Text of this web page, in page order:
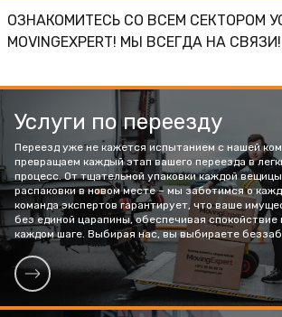
ОЗНАКОМИТЕСЬ СО ВСЕМ СЕКТОРОМ
MOVINGEXPERT! МЫ ВСЕГДА НА СВЯЗИ!
Услуги по переезду
Переезд уже не кажется испытанием с нашей
превращаем каждый этап вашего переезда в
процесс. От тщательной упаковки каждой
распаковки в новом месте – мы заботимся о
команда экспертов гарантирует, что ваше
без единой царапины, обеспечивая спокойствие
каждом шаге. Выбирая нас, вы выбираете